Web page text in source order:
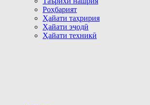
Роҳбарият
Ҳайати таҳририя
Ҳайати эҷодӣ
Ҳайати техникӣ